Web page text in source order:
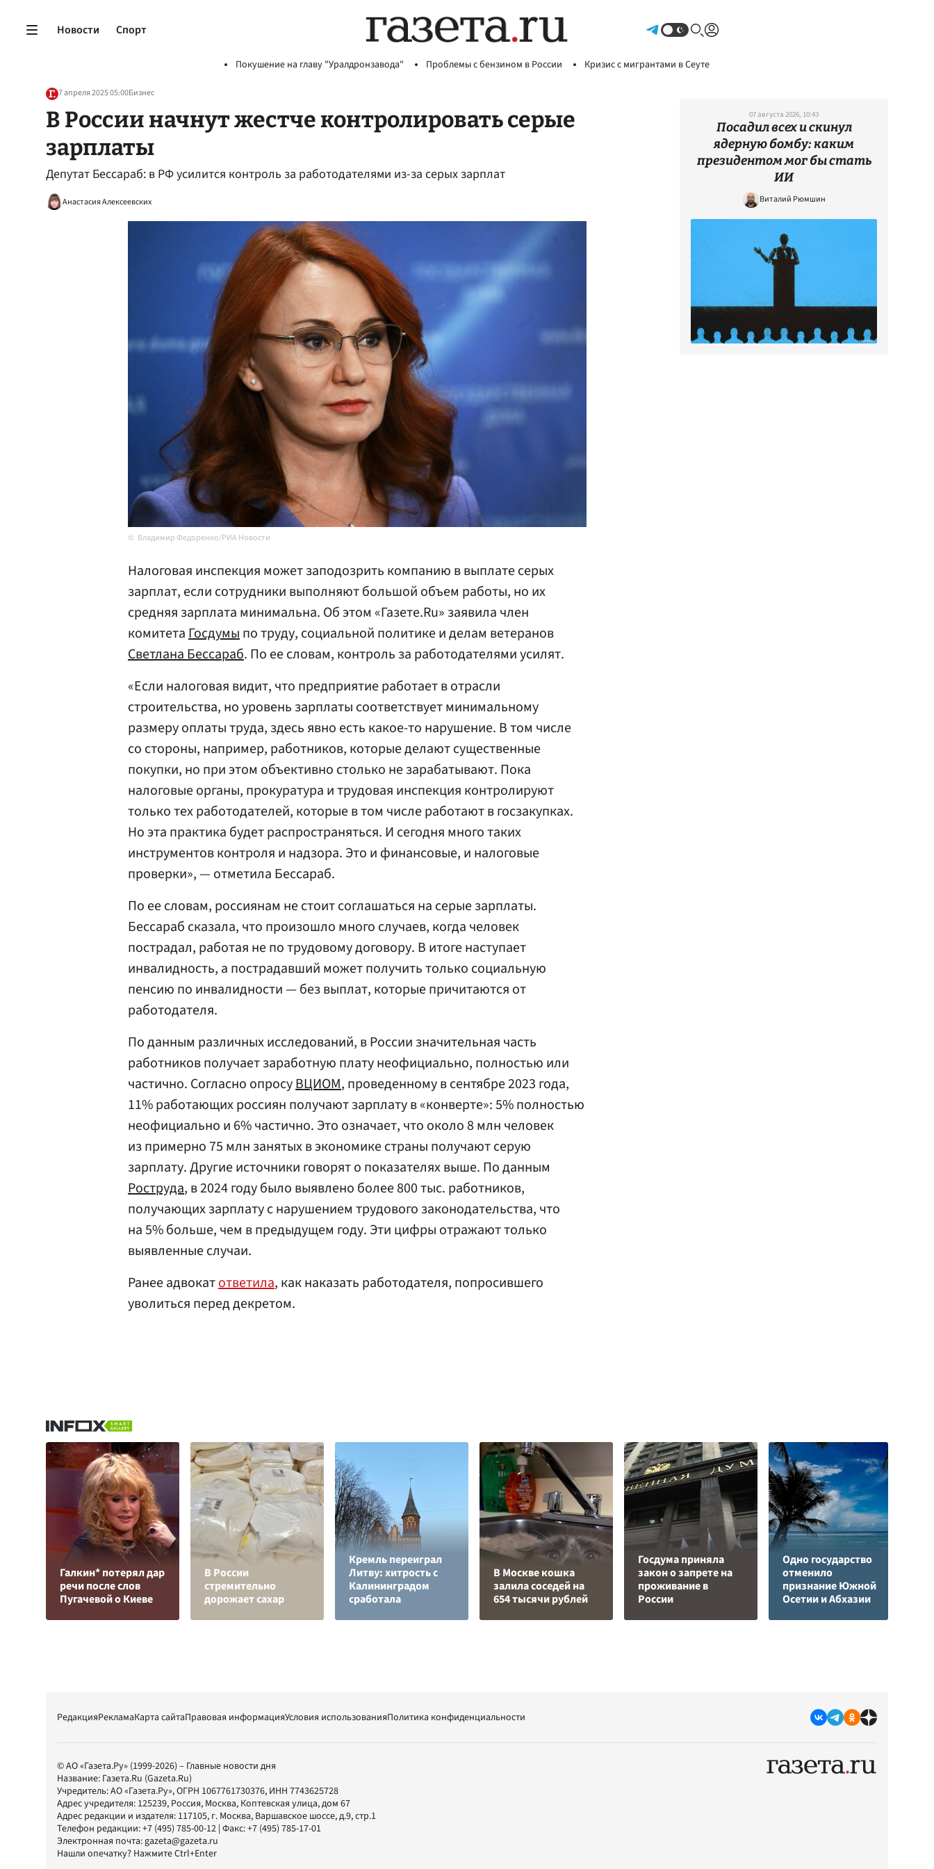
Новости Спорт
Покушение на главу "Уралдронзавода" Проблемы с бензином в России Кризис с мигрантами в Сеуте
7 апреля 2025 05:00Бизнес
В России начнут жестче контролировать серые
зарплаты
Депутат Бессараб: в РФ усилится контроль за работодателями из-за серых зарплат
Анастасия Алексеевских
Владимир Федоренко/РИА Новости
Налоговая инспекция может заподозрить компанию в выплате серых
зарплат, если сотрудники выполняют большой объем работы, но их
средняя зарплата минимальна. Об этом «Газете.Ru» заявила член
комитетаГосдумыпо труду, социальной политике и делам ветеранов
Светлана Бессараб. По ее словам, контроль за работодателями усилят.
«Если налоговая видит, что предприятие работает в отрасли
строительства, но уровень зарплаты соответствует минимальному
размеру оплаты труда, здесь явно есть какое-то нарушение. В том числе
со стороны, например, работников, которые делают существенные
покупки, но при этом объективно столько не зарабатывают. Пока
налоговые органы, прокуратура и трудовая инспекция контролируют
только тех работодателей, которые в том числе работают в госзакупках.
Но эта практика будет распространяться. И сегодня много таких
инструментов контроля и надзора. Это и финансовые, и налоговые
проверки», — отметила Бессараб.
По ее словам, россиянам не стоит соглашаться на серые зарплаты.
Бессараб сказала, что произошло много случаев, когда человек
пострадал, работая не по трудовому договору. В итоге наступает
инвалидность, а пострадавший может получить только социальную
пенсию по инвалидности — без выплат, которые причитаются от
работодателя.
По данным различных исследований, в России значительная часть
работников получает заработную плату неофициально, полностью или
частично. Согласно опросуВЦИОМ, проведенному в сентябре 2023 года,
11% работающих россиян получают зарплату в «конверте»: 5% полностью
неофициально и 6% частично. Это означает, что около 8 млн человек
из примерно 75 млн занятых в экономике страны получают серую
зарплату. Другие источники говорят о показателях выше. По данным
Роструда, в 2024 году было выявлено более 800 тыс. работников,
получающих зарплату с нарушением трудового законодательства, что
на 5% больше, чем в предыдущем году. Эти цифры отражают только
выявленные случаи.
Ранее адвокатответила, как наказать работодателя, попросившего
уволиться перед декретом.
07 августа 2026, 10:43
Посадил всех и скинул
ядерную бомбу: каким
президентом мог бы стать
ИИ
Виталий Рюмшин
Галкин* потерял дар
речи после слов
Пугачевой о Киеве
В России
стремительно
дорожает сахар
Кремль переиграл
Литву: хитрость с
Калининградом
сработала
В Москве кошка
залила соседей на
654 тысячи рублей
Госдума приняла
закон о запрете на
проживание в
России
Одно государство
отменило
признание Южной
Осетии и Абхазии
РедакцияРекламаКарта сайтаПравовая информацияУсловия использованияПолитика конфиденциальности
© АО «Газета.Ру» (1999-2026) – Главные новости дня
Название: Газета.Ru (Gazeta.Ru)
Учредитель:АО «Газета.Ру», ОГРН 1067761730376, ИНН 7743625728
Адрес учредителя: 125239, Россия, Москва, Коптевская улица, дом 67
Адрес редакции и издателя: 117105, г. Москва, Варшавское шоссе, д.9, стр.1
Телефон редакции:+7 (495) 785-00-12 | Факс:+7 (495) 785-17-01
Электронная почта:gazeta@gazeta.ru
Нашли опечатку? Нажмите Ctrl+Enter